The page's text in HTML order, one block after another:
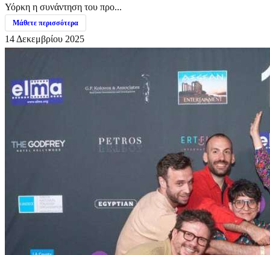
Υόρκη η συνάντηση του προ...
Μάθετε περισσότερα
14 Δεκεμβρίου 2025